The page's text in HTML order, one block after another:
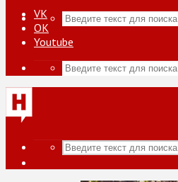
VK
ОК
Youtube